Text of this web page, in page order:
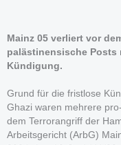
Mainz 05 verliert vor
palästinensische
Kündigung.
Grund für die fristlose
Ghazi waren mehrere
dem Terrorangriff der
Arbeitsgericht (ArbG)